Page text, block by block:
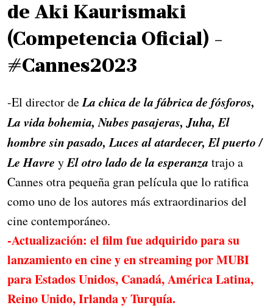
de Aki Kaurismaki
(Competencia Oficial) -
#Cannes2023
-El director deLa chica de la fábrica de fósforos,
La vida bohemia, Nubes pasajeras, Juha, El
hombre sin pasado, Luces al atardecer, El puerto /
Le Havre yEl otro lado de la esperanza trajo a
Cannes otra pequeña gran película que lo ratifica
como uno de los autores más extraordinarios del
cine contemporáneo.
-Actualización: el film fue adquirido para su
lanzamiento en cine y en streaming por MUBI
para Estados Unidos, Canadá, América Latina,
Reino Unido, Irlanda y Turquía.